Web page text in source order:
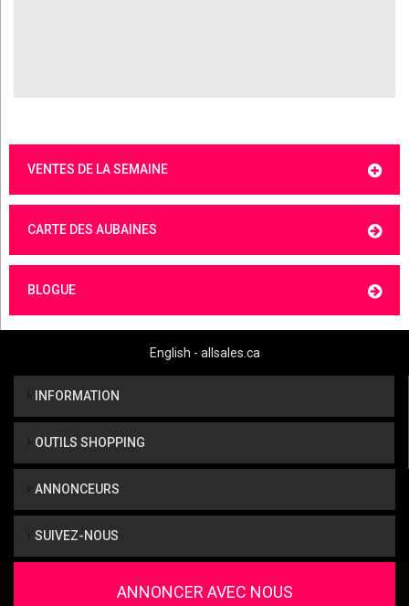
VENTES DE LA SEMAINE
CARTE DES AUBAINES
BLOGUE
English - allsales.ca
INFORMATION
OUTILS SHOPPING
ANNONCEURS
SUIVEZ-NOUS
ANNONCER AVEC NOUS